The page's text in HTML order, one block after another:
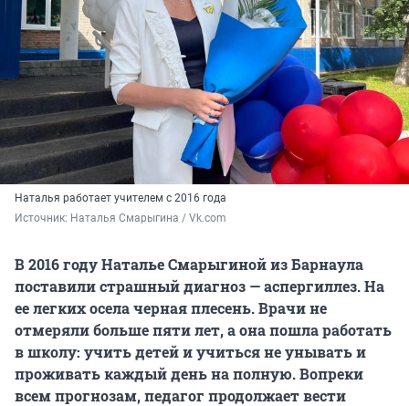
Наталья работает учителем с 2016 года
Источник: Наталья Смарыгина / Vk.com
В 2016 году Наталье Смарыгиной из Барнаула
поставили страшный диагноз — аспергиллез. На
ее легких осела черная плесень. Врачи не
отмеряли больше пяти лет, а она пошла работать
в школу: учить детей и учиться не унывать и
проживать каждый день на полную. Вопреки
всем прогнозам, педагог продолжает вести